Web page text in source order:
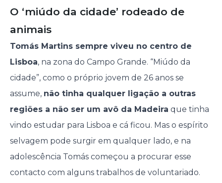
O ‘miúdo da cidade’ rodeado de
animais
Tomás Martins sempre viveu no centro de
Lisboa, na zona do Campo Grande. “Miúdo da
cidade”, como o próprio jovem de 26 anos se
assume, não tinha qualquer ligação a outras
regiões a não ser um avô da Madeira que tinha
vindo estudar para Lisboa e cá ficou. Mas o espírito
selvagem pode surgir em qualquer lado, e na
adolescência Tomás começou a procurar esse
contacto com alguns trabalhos de voluntariado.